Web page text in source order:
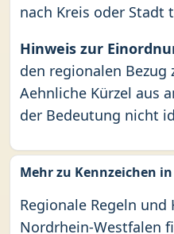
nach Kreis oder Stadt
Hinweis zur
den regionalen Bezug
Aehnliche Kürzel aus
der Bedeutung nicht
Mehr zu Kennzeichen
Regionale Regeln
Nordrhein-Westfalen